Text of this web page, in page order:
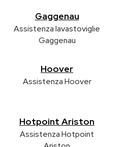
Gaggenau
Assistenza lavastoviglie
Gaggenau
Hoover
Assistenza Hoover
Hotpoint Ariston
Assistenza Hotpoint